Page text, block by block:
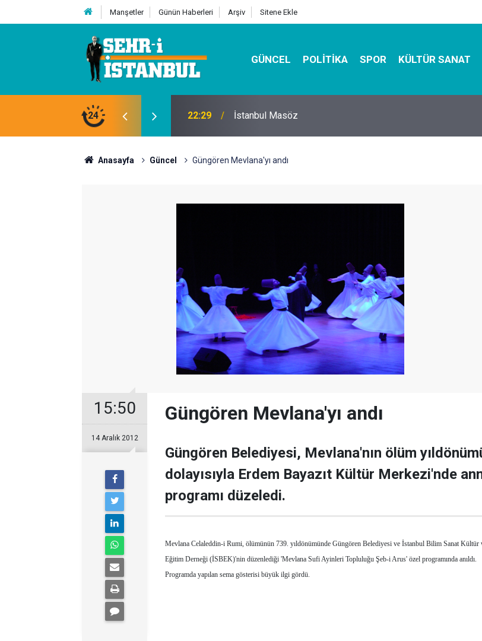
Manşetler Günün Haberleri Arşiv Sitene Ekle
GÜNCEL POLITIKA SPOR KÜLTÜR SANAT
24 07:32 Kutu Sihirbazı ile Estetik, Dayanıklı ve Çevre Dostu Ambalaj
Anasayfa Güncel Güngören Mevlana'yı andı
15:50
14 Aralık 2012
Güngören Mevlana'yı andı
Güngören Belediyesi, Mevlana'nın ölüm
dolayısıyla Erdem Bayazıt Kültür Merkezi'nde
programı düzeledi.
Mevlana Celaleddin-i Rumi, ölümünün 739. yıldönümünde Güngören Belediyesi ve İstanbul Bilim Sanat Kültür
Eğitim Derneği (İSBEK)'nin düzenlediği 'Mevlana Sufi Ayinleri Topluluğu Şeb-i Arus' özel programında anıldı.
Programda yapılan sema gösterisi büyük ilgi gördü.